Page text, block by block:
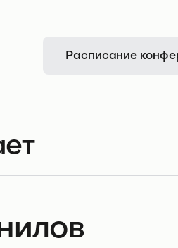
Расписание